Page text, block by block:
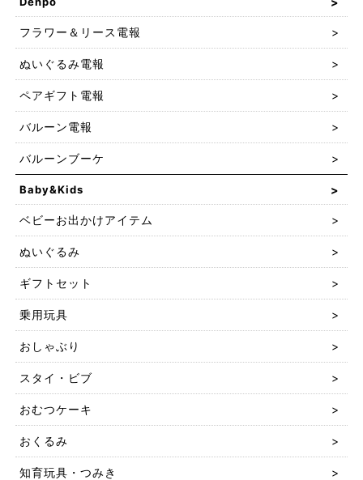
フラワー＆リース電報
ぬいぐるみ電報
ペアギフト電報
バルーン電報
バルーンブーケ
Baby&Kids
ベビーお出かけアイテム
ぬいぐるみ
ギフトセット
乗用玩具
おしゃぶり
スタイ・ビブ
おむつケーキ
おくるみ
知育玩具・つみき